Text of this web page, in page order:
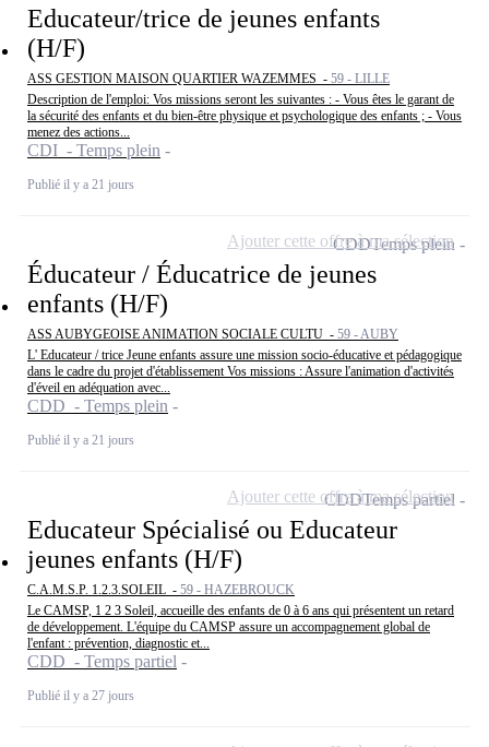
Educateur/trice de jeunes enfants
(H/F)
ASS GESTION MAISON QUARTIER WAZEMMES - 59 - LILLE
Description de l'emploi: Vos missions seront les suivantes : - Vous êtes le garant de
la sécurité des enfants et du bien-être physique et psychologique des enfants ; - Vous
menez des actions...
CDI - Temps plein
Publié il y a 21 jours
Éducateur / Éducatrice de jeunes
enfants (H/F)
ASS AUBYGEOISE ANIMATION SOCIALE CULTU - 59 - AUBY
L' Educateur / trice Jeune enfants assure une mission socio-éducative et pédagogique
dans le cadre du projet d'établissement Vos missions : Assure l'animation d'activités
d'éveil en adéquation avec...
CDD - Temps plein
Publié il y a 21 jours
CDDTemps plein
Ajouter cette offre à ma sélection
Educateur Spécialisé ou Educateur
jeunes enfants (H/F)
C.A.M.S.P. 1.2.3.SOLEIL - 59 - HAZEBROUCK
Le CAMSP, 1 2 3 Soleil, accueille des enfants de 0 à 6 ans qui présentent un retard
de développement. L'équipe du CAMSP assure un accompagnement global de
l'enfant : prévention, diagnostic et...
CDD - Temps partiel
Publié il y a 27 jours
CDDTemps partiel
Ajouter cette offre à ma sélection